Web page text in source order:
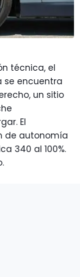
técnica, el
se encuentra
un sitio
El
de autonomía
340 al 100%.